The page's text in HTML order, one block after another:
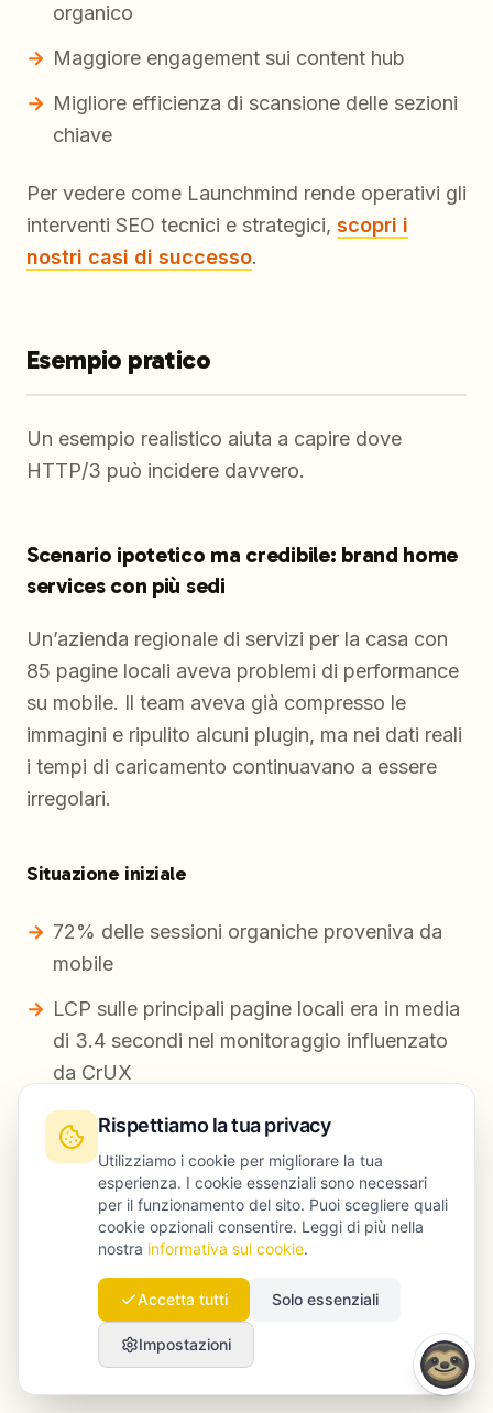
organico
Maggiore engagement sui content hub
Migliore efficienza di scansione delle sezioni
chiave
Per vedere come Launchmind rende operativi gli
interventi SEO tecnici e strategici, scopri i
nostri casi di successo.
Esempio pratico
Un esempio realistico aiuta a capire dove
HTTP/3 può incidere davvero.
Scenario ipotetico ma credibile: brand home
services con più sedi
Un’azienda regionale di servizi per la casa con
85 pagine locali aveva problemi di performance
su mobile. Il team aveva già compresso le
immagini e ripulito alcuni plugin, ma nei dati reali
i tempi di caricamento continuavano a essere
irregolari.
Situazione iniziale
72% delle sessioni organiche proveniva da
mobile
LCP sulle principali pagine locali era in media
di 3.4 secondi nel monitoraggio influenzato
da CrUX
Il bounce rate da traffico organico mobile
non brand era del 58%
Il sito distribuiva le pagine globalmente
tramite CDN, ma HTTP/3 era disattivato
Interventi effettuati
Un piano di remediation in stile Launchmind
Rispettiamo la tua privacy
Utilizziamo i cookie per migliorare la tua
esperienza. I cookie essenziali sono necessari
per il funzionamento del sito. Puoi scegliere quali
cookie opzionali consentire. Leggi di più nella
nostra informativa sui cookie.
Accetta tutti Solo essenziali
Impostazioni